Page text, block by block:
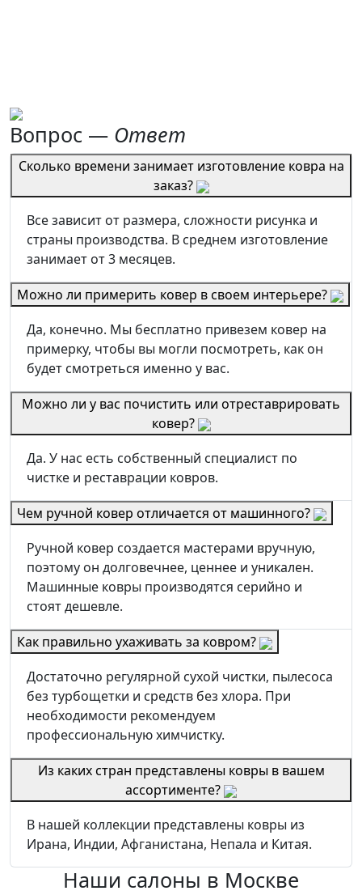
Вопрос — Ответ
Сколько времени занимает изготовление ковра на
заказ?
Все зависит от размера, сложности рисунка и
страны производства. В среднем изготовление
занимает от 3 месяцев.
Можно ли примерить ковер в своем интерьере?
Да, конечно. Мы бесплатно привезем ковер на
примерку, чтобы вы могли посмотреть, как он
будет смотреться именно у вас.
Можно ли у вас почистить или отреставрировать
ковер?
Да. У нас есть собственный специалист по
чистке и реставрации ковров.
Чем ручной ковер отличается от машинного?
Ручной ковер создается мастерами вручную,
поэтому он долговечнее, ценнее и уникален.
Машинные ковры производятся серийно и
стоят дешевле.
Как правильно ухаживать за ковром?
Достаточно регулярной сухой чистки, пылесоса
без турбощетки и средств без хлора. При
необходимости рекомендуем
профессиональную химчистку.
Из каких стран представлены ковры в вашем
ассортименте?
В нашей коллекции представлены ковры из
Ирана, Индии, Афганистана, Непала и Китая.
Наши салоны в Москве